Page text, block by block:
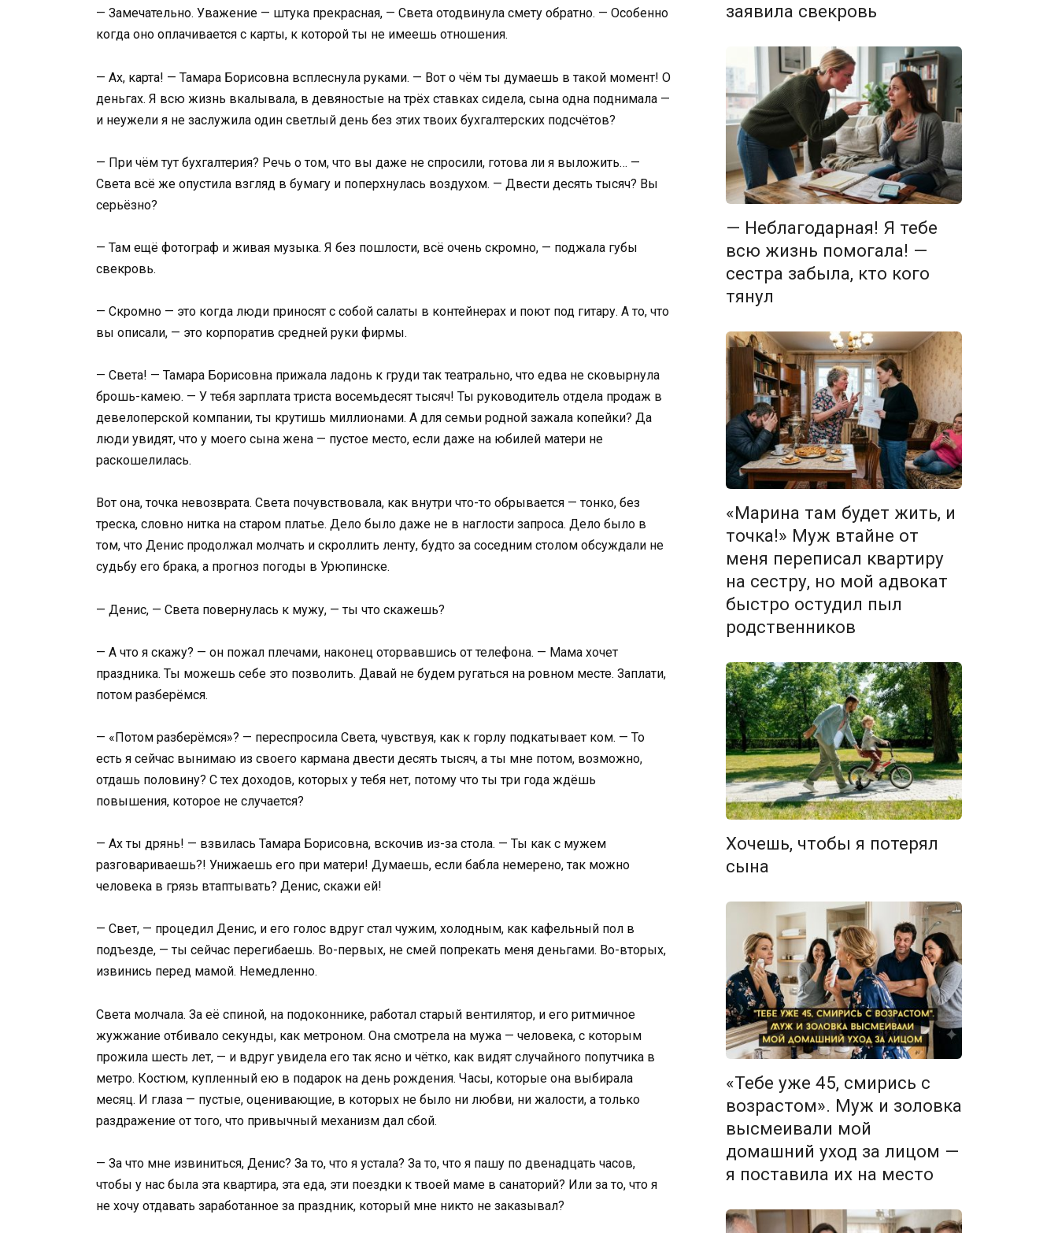
— Замечательно. Уважение — штука прекрасная, — Света отодвинула смету обратно. — Особенно
когда оно оплачивается с карты, к которой ты не имеешь отношения.
— Ах, карта! — Тамара Борисовна всплеснула руками. — Вот о чём ты думаешь в такой момент! О
деньгах. Я всю жизнь вкалывала, в девяностые на трёх ставках сидела, сына одна поднимала —
и неужели я не заслужила один светлый день без этих твоих бухгалтерских подсчётов?
— При чём тут бухгалтерия? Речь о том, что вы даже не спросили, готова ли я выложить… —
Света всё же опустила взгляд в бумагу и поперхнулась воздухом. — Двести десять тысяч? Вы
серьёзно?
— Там ещё фотограф и живая музыка. Я без пошлости, всё очень скромно, — поджала губы
свекровь.
— Скромно — это когда люди приносят с собой салаты в контейнерах и поют под гитару. А то, что
вы описали, — это корпоратив средней руки фирмы.
— Света! — Тамара Борисовна прижала ладонь к груди так театрально, что едва не сковырнула
брошь-камею. — У тебя зарплата триста восемьдесят тысяч! Ты руководитель отдела продаж в
девелоперской компании, ты крутишь миллионами. А для семьи родной зажала копейки? Да
люди увидят, что у моего сына жена — пустое место, если даже на юбилей матери не
раскошелилась.
Вот она, точка невозврата. Света почувствовала, как внутри что-то обрывается — тонко, без
треска, словно нитка на старом платье. Дело было даже не в наглости запроса. Дело было в
том, что Денис продолжал молчать и скроллить ленту, будто за соседним столом обсуждали не
судьбу его брака, а прогноз погоды в Урюпинске.
— Денис, — Света повернулась к мужу, — ты что скажешь?
— А что я скажу? — он пожал плечами, наконец оторвавшись от телефона. — Мама хочет
праздника. Ты можешь себе это позволить. Давай не будем ругаться на ровном месте. Заплати,
потом разберёмся.
— «Потом разберёмся»? — переспросила Света, чувствуя, как к горлу подкатывает ком. — То
есть я сейчас вынимаю из своего кармана двести десять тысяч, а ты мне потом, возможно,
отдашь половину? С тех доходов, которых у тебя нет, потому что ты три года ждёшь
повышения, которое не случается?
— Ах ты дрянь! — взвилась Тамара Борисовна, вскочив из-за стола. — Ты как с мужем
разговариваешь?! Унижаешь его при матери! Думаешь, если бабла немерено, так можно
человека в грязь втаптывать? Денис, скажи ей!
— Свет, — процедил Денис, и его голос вдруг стал чужим, холодным, как кафельный пол в
подъезде, — ты сейчас перегибаешь. Во-первых, не смей попрекать меня деньгами. Во-вторых,
извинись перед мамой. Немедленно.
Света молчала. За её спиной, на подоконнике, работал старый вентилятор, и его ритмичное
жужжание отбивало секунды, как метроном. Она смотрела на мужа — человека, с которым
прожила шесть лет, — и вдруг увидела его так ясно и чётко, как видят случайного попутчика в
метро. Костюм, купленный ею в подарок на день рождения. Часы, которые она выбирала
месяц. И глаза — пустые, оценивающие, в которых не было ни любви, ни жалости, а только
раздражение от того, что привычный механизм дал сбой.
— За что мне извиниться, Денис? За то, что я устала? За то, что я пашу по двенадцать часов,
чтобы у нас была эта квартира, эта еда, эти поездки к твоей маме в санаторий? Или за то, что я
не хочу отдавать заработанное за праздник, который мне никто не заказывал?
заявила свекровь
— Неблагодарная! Я тебе
всю жизнь помогала! —
сестра забыла, кто кого
тянул
«Марина там будет жить, и
точка!» Муж втайне от
меня переписал квартиру
на сестру, но мой адвокат
быстро остудил пыл
родственников
Хочешь, чтобы я потерял
сына
«Тебе уже 45, смирись с
возрастом». Муж и золовка
высмеивали мой
домашний уход за лицом —
я поставила их на место